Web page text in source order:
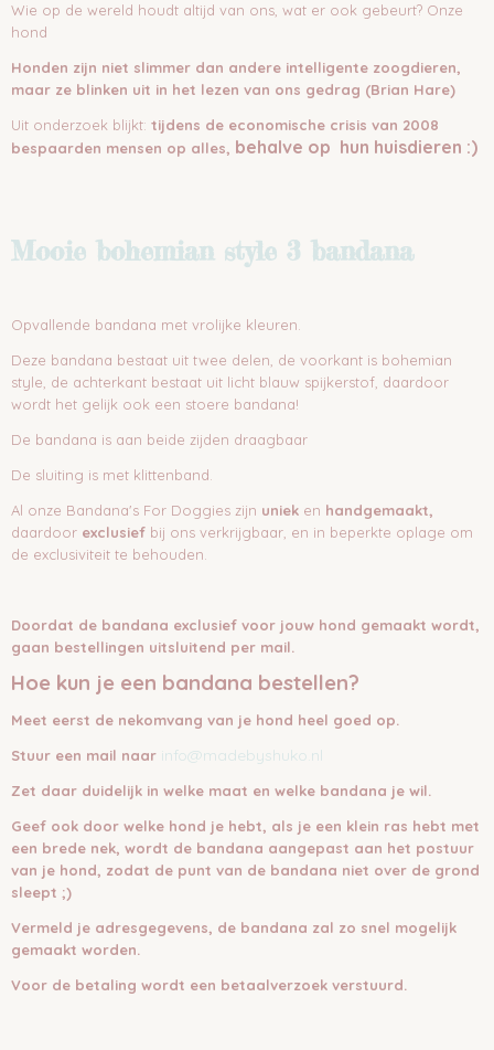
Wie op de wereld houdt altijd van ons, wat er ook gebeurt? Onze
hond
Honden zijn niet slimmer dan andere intelligente zoogdieren,
maar ze blinken uit in het lezen van ons gedrag (Brian Hare)
Uit onderzoek blijkt: tijdens de economische crisis van 2008
bespaarden mensen op alles, behalve op hun huisdieren :)
Mooie bohemian style 3 bandana
Opvallende bandana met vrolijke kleuren.
Deze bandana bestaat uit twee delen, de voorkant is bohemian
style, de achterkant bestaat uit licht blauw spijkerstof, daardoor
wordt het gelijk ook een stoere bandana!
De bandana is aan beide zijden draagbaar
De sluiting is met klittenband.
Al onze Bandana's For Doggies zijn uniek en handgemaakt,
daardoor exclusief bij ons verkrijgbaar, en in beperkte oplage om
de exclusiviteit te behouden.
Doordat de bandana exclusief voor jouw hond gemaakt wordt,
gaan bestellingen uitsluitend per mail.
Hoe kun je een bandana bestellen?
Meet eerst de nekomvang van je hond heel goed op.
Stuur een mail naar info@madebyshuko.nl
Zet daar duidelijk in welke maat en welke bandana je wil.
Geef ook door welke hond je hebt, als je een klein ras hebt met
een brede nek, wordt de bandana aangepast aan het postuur
van je hond, zodat de punt van de bandana niet over de grond
sleept ;)
Vermeld je adresgegevens, de bandana zal zo snel mogelijk
gemaakt worden.
Voor de betaling wordt een betaalverzoek verstuurd.